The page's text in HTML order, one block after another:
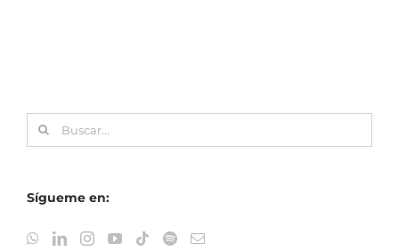
Buscar:
Sígueme en: